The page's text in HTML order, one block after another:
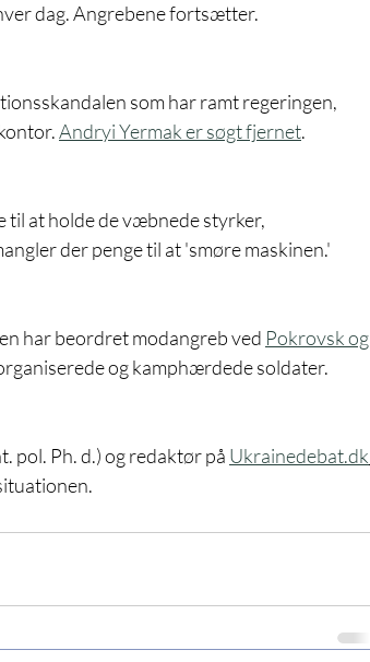
dag. Angrebene fortsætter.
som har ramt regeringen,
Andryi Yermak er søgt fjernet.
til at holde de væbnede styrker,
der penge til at 'smøre maskinen.'
har beordret modangreb ved Pokrovsk og
og kamphærdede soldater.
pol. Ph. d.) og redaktør på Ukrainedebat.dk